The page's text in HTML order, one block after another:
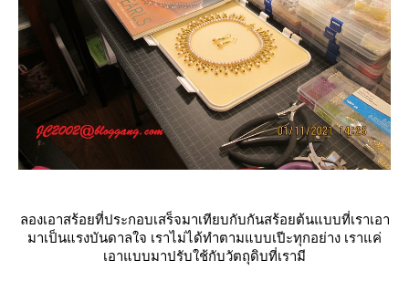
ลองเอาสร้อยที่ประกอบเสร็จมาเทียบกับกันสร้อยต้นแบบที่เราเอา
มาเป็นแรงบันดาลใจ เราไม่ได้ทำตามแบบเปีะทุกอย่าง เราแค่
เอาแบบมาปรับใช้กับวัตถุดิบที่เรามี